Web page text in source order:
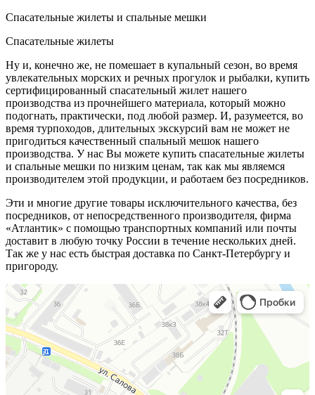
Спасательные жилеты и спальные мешки
Спасательные жилеты
Ну и, конечно же, не помешает в купальный сезон, во время
увлекательных морских и речных прогулок и рыбалки, купить
сертифицированный спасательный жилет нашего
производства из прочнейшего материала, который можно
подогнать, практически, под любой размер. И, разумеется, во
время турпоходов, длительных экскурсий вам не может не
пригодиться качественный спальный мешок нашего
производства. У нас Вы можете купить спасательные жилеты
и спальные мешки по низким ценам, так как мы являемся
производителем этой продукции, и работаем без посредников.
Эти и многие другие товары исключительного качества, без
посредников, от непосредственного производителя, фирма
«Атлантик» с помощью транспортных компаний или почты
доставит в любую точку России в течение нескольких дней.
Так же у нас есть быстрая доставка по Санкт-Петербургу и
пригороду.